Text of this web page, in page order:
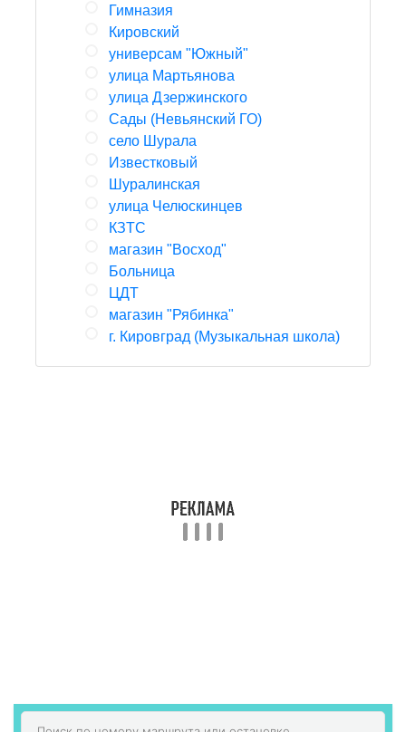
Гимназия
Кировский
универсам "Южный"
улица Мартьянова
улица Дзержинского
Сады (Невьянский ГО)
село Шурала
Известковый
Шуралинская
улица Челюскинцев
КЗТС
магазин "Восход"
Больница
ЦДТ
магазин "Рябинка"
г. Кировград (Музыкальная школа)